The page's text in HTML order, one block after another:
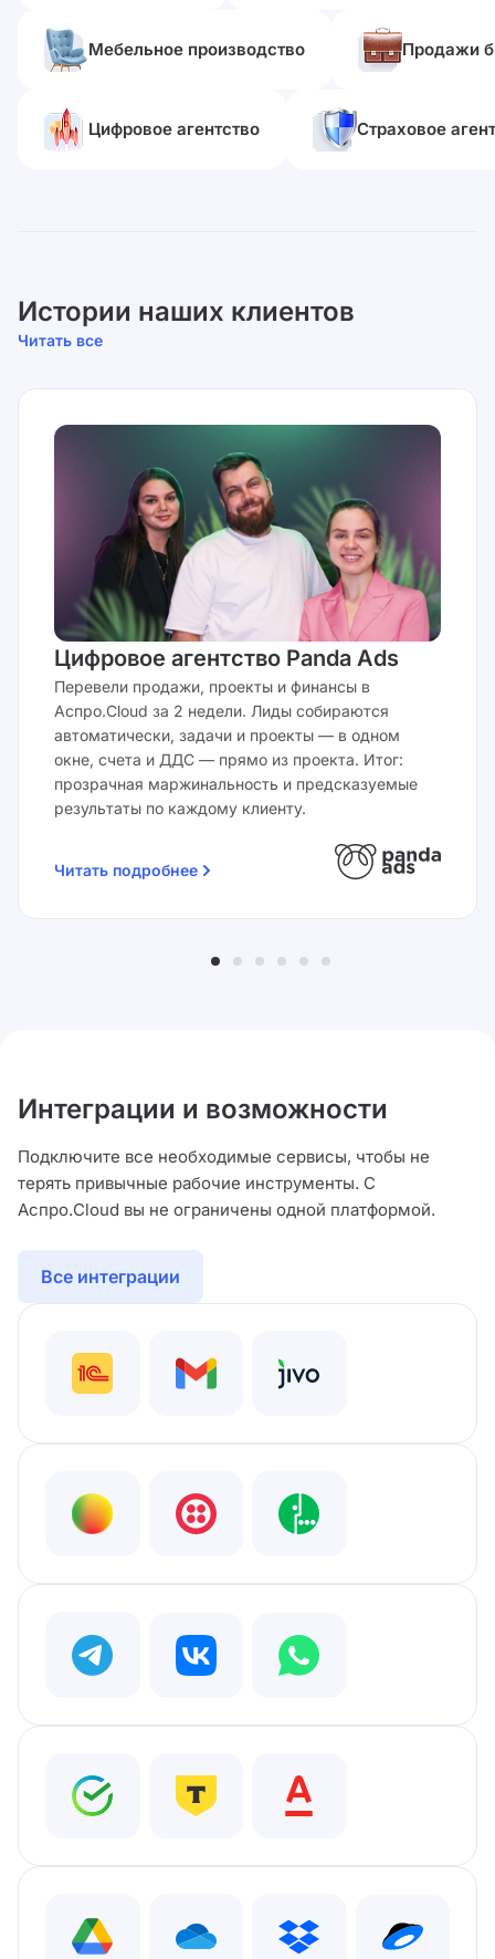
Мебельное производство Продажи
Цифровое агентство Страховое
Истории наших клиентов
Читать все
Цифровое агентство Panda Ads
Перевели продажи, проекты и финансы в
Аспро.Cloud за 2 недели. Лиды собираются
автоматически, задачи и проекты — в одном
окне, счета и ДДС — прямо из проекта. Итог:
прозрачная маржинальность и предсказуемые
результаты по каждому клиенту.
Читать подробнее
Интеграции и возможности
Подключите все необходимые сервисы, чтобы не
терять привычные рабочие инструменты. С
Аспро.Cloud вы не ограничены одной платформой.
Все интеграции